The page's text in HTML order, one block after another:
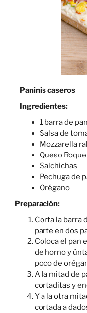
Paninis caseros
Ingredientes:
1 barra de
Salsa de
Mozzarella
Queso
Salchichas
Pechuga de
Orégano
Preparación:
Corta la barra
parte en dos
Coloca el pan
de horno y
poco de
A la mitad de
cortaditas y
Y a la otra
cortada a